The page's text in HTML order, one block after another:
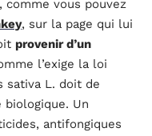
vous pouvez
, sur la page qui lui
provenir d’un
l’exige la loi
sativa L. doit de
Un
antifongiques